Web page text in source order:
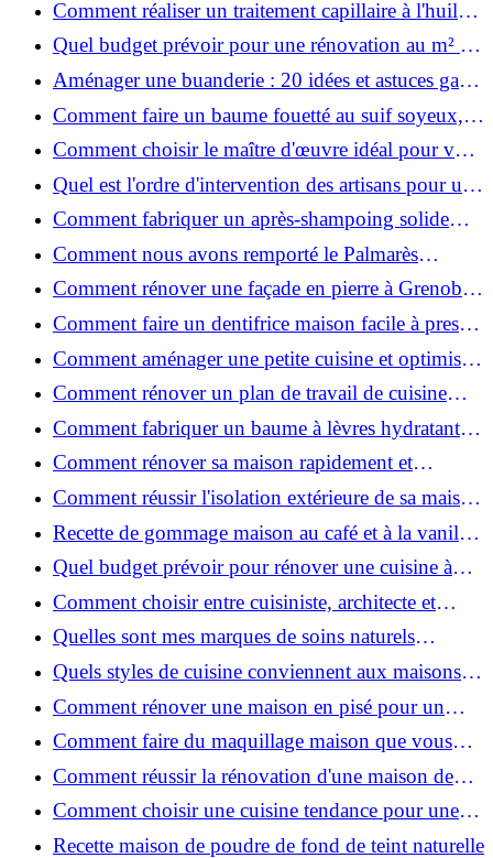
Comment réaliser un traitement capillaire à l'huile
maison efficace ?
Quel budget prévoir pour une rénovation au m² en
2026 ?
Aménager une buanderie : 20 idées et astuces gain
de place pour un espace fonctionnel et stylé
Comment faire un baume fouetté au suif soyeux,
fait maison ?
Comment choisir le maître d'œuvre idéal pour vos
travaux de rénovation ?
Quel est l'ordre d'intervention des artisans pour une
rénovation ?
Comment fabriquer un après-shampoing solide
naturel pour cheveux ?
Comment nous avons remporté le Palmarès
(Ré)HABITER 2025 : les coulisses du projet primé
?
Comment rénover une façade en pierre à Grenoble
: techniques, coûts et conseils
Comment faire un dentifrice maison facile à presser
?
Comment aménager une petite cuisine et optimiser
chaque centimètre carré ?
Comment rénover un plan de travail de cuisine
facilement : guide étape par étape
Comment fabriquer un baume à lèvres hydratant et
naturel au suif ?
Comment rénover sa maison rapidement et
efficacement ?
Comment réussir l'isolation extérieure de sa maison
pour une rénovation performante et durable ?
Recette de gommage maison au café et à la vanille
pour une peau douce
Quel budget prévoir pour rénover une cuisine à
Voiron en 2026 : coûts et aides locales ?
Comment choisir entre cuisiniste, architecte et
contractant général à Voiron ?
Quelles sont mes marques de soins naturels
préférées ?
Quels styles de cuisine conviennent aux maisons et
appartements du Voironnais ?
Comment rénover une maison en pisé pour un
habitat sain et performant ?
Comment faire du maquillage maison que vous
utiliserez vraiment ?
Comment réussir la rénovation d'une maison de
ville en 2026 ?
Comment choisir une cuisine tendance pour une
rénovation en 2026 ?
Recette maison de poudre de fond de teint naturelle